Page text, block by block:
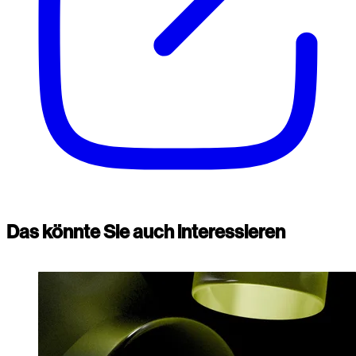
Das könnte Sie auch interessieren